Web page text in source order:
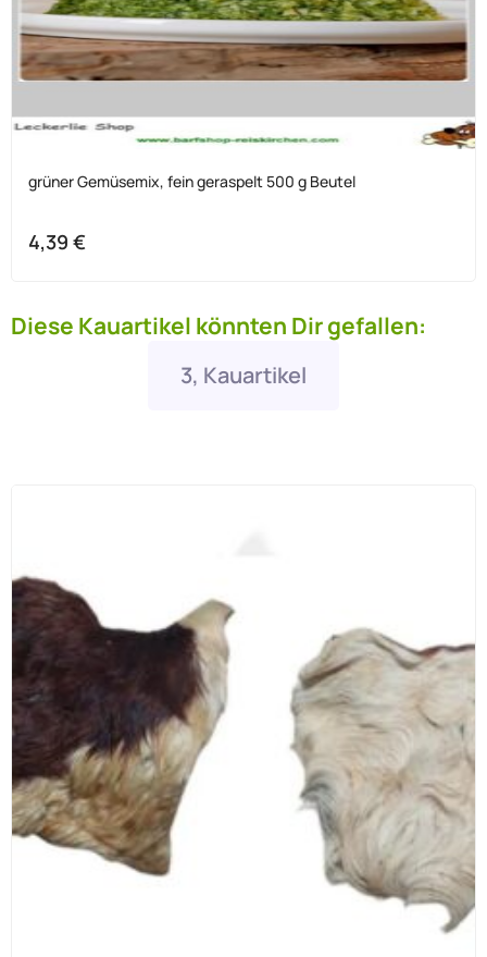
grüner Gemüsemix, fein geraspelt 500 g Beutel
4,39 €
Diese Kauartikel könnten Dir gefallen:
3, Kauartikel